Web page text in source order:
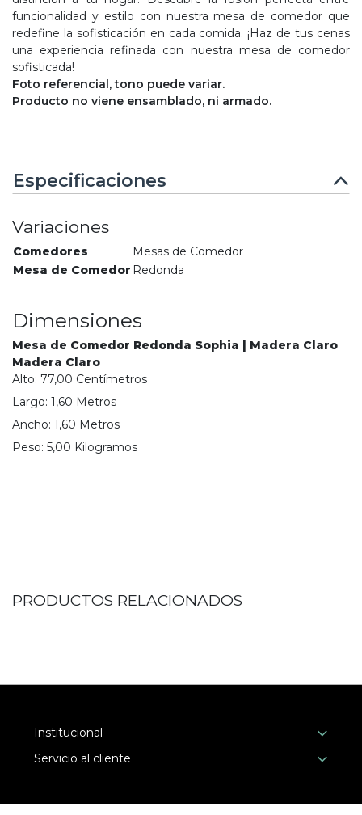
funcionalidad y estilo con nuestra mesa de comedor que
redefine la sofisticación en cada comida. ¡Haz de tus cenas
una experiencia refinada con nuestra mesa de comedor
sofisticada!
Foto referencial, tono puede variar.
Producto no viene ensamblado, ni armado.
Especificaciones
Variaciones
Comedores
Mesas de Comedor
Mesa de Comedor Redonda
Dimensiones
Mesa de Comedor Redonda Sophia | Madera Claro
Madera Claro
Alto: 77,00 Centímetros
Largo: 1,60 Metros
Ancho: 1,60 Metros
Peso: 5,00 Kilogramos
PRODUCTOS RELACIONADOS
Institucional
Servicio al cliente